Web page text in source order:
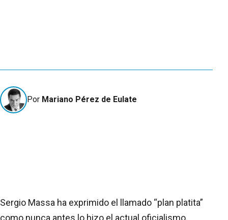
Por Mariano Pérez de Eulate
Sergio Massa ha exprimido el llamado “plan platita”
como nunca antes lo hizo el actual oficialismo,